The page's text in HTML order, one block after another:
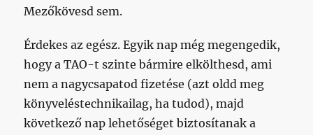
Mezőkövesd sem.
Érdekes az egész. Egyik nap még megengedik,
hogy a TAO-t szinte bármire elkölthesd, ami
nem a nagycsapatod fizetése (azt oldd meg
könyveléstechnikailag, ha tudod), majd
következő nap lehetőséget biztosítanak a